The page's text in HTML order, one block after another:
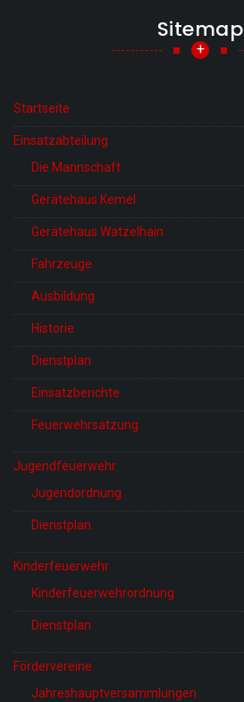
Sitemap
+
Startseite
Einsatzabteilung
Die Mannschaft
Gerätehaus Kemel
Gerätehaus Watzelhain
Fahrzeuge
Ausbildung
Historie
Dienstplan
Einsatzberichte
Feuerwehrsatzung
Jugendfeuerwehr
Jugendordnung
Dienstplan
Kinderfeuerwehr
Kinderfeuerwehrordnung
Dienstplan
Fördervereine
Jahreshauptversammlungen